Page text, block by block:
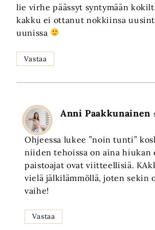
lie virhe päässyt syntymään
kakku ei ottanut nokkiinsa
uunissa
Vastaa
Anni Paakkunainen
Ohjeessa lukee ”noin tunti”
niiden tehoissa on aina hiukan
paistoajat ovat viitteellisiä.
vielä jälkilämmöllä, joten sekin
vaihe!
Vastaa